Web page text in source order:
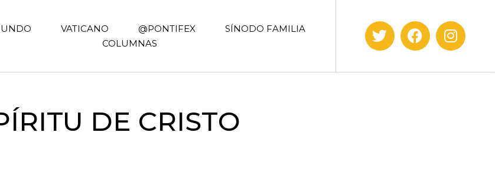
VATICANO @PONTIFEX
SÍNODO FAMILIA
COLUMNAS
DE CRISTO